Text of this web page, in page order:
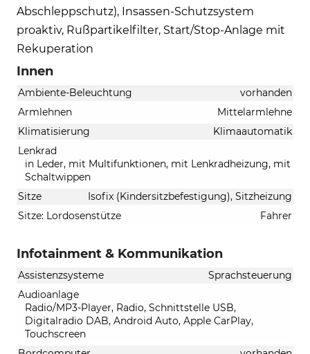
Abschleppschutz), Insassen-Schutzsystem
proaktiv, Rußpartikelfilter, Start/Stop-Anlage mit
Rekuperation
Innen
Ambiente-Beleuchtung
vorhanden
Armlehnen
Mittelarmlehne
Klimatisierung
Klimaautomatik
Lenkrad
in Leder, mit Multifunktionen, mit Lenkradheizung, mit
Schaltwippen
Sitze
Isofix (Kindersitzbefestigung), Sitzheizung
Sitze: Lordosenstütze
Fahrer
Infotainment & Kommunikation
Assistenzsysteme
Sprachsteuerung
Audioanlage
Radio/MP3-Player, Radio, Schnittstelle USB,
Digitalradio DAB, Android Auto, Apple CarPlay,
Touchscreen